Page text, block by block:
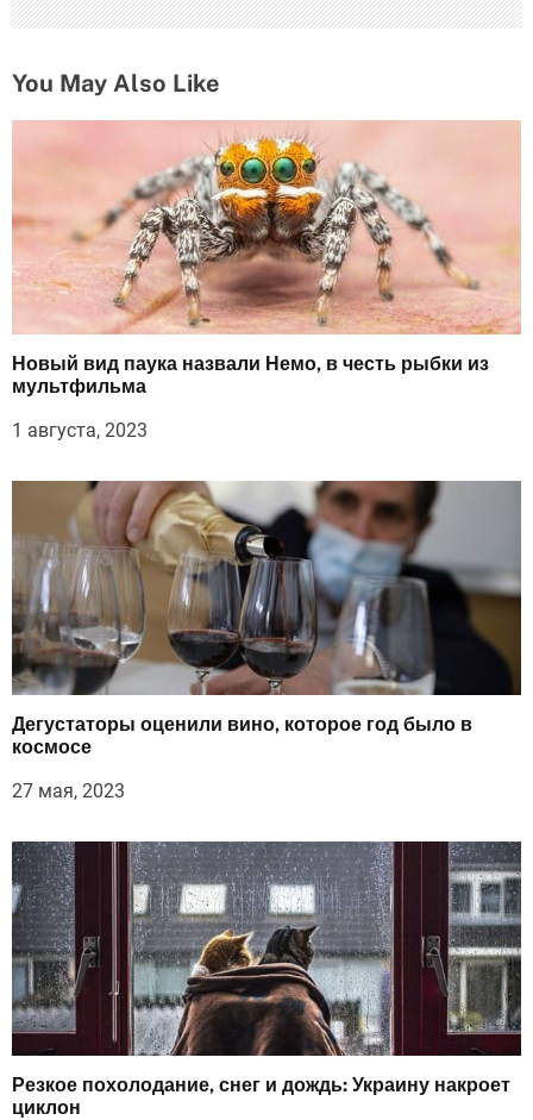
м
You May Also Like
Новый вид паука назвали Немо, в честь рыбки из
мультфильма
1 августа, 2023
Дегустаторы оценили вино, которое год было в
космосе
27 мая, 2023
Резкое похолодание, снег и дождь: Украину накроет
циклон